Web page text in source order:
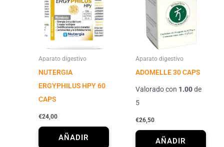
Aparato digestivo
NUTERGIA
ERGYPHILUS HPY 60
CAPS
€24,00
Aparato digestivo
ADOMELLE 30 CAPS
Valorado con 1.00de
5
€26,50